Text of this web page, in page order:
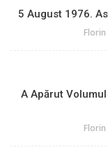
5 August 1976.
A Apărut Volumul